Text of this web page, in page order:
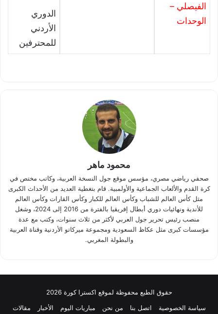
الفيصلي –
الوحدات
الدوري
الأردني
للمحترفين
محمود ماهر
صحفي رياضي مصري، مؤسس موقع جول النسخة العربية، وكاتب مختص في
كرة القدم والألعاب الجماعية والأولمبية. قام بتغطية العديد من الأحداث الكبرى
مثل كأس العالم للشباب وكأس العالم للكبار وكأس القارات وكأس العالم
للأندية ونهائيات دوري أبطال إفريقيا بالفترة من 2016 إلى 2024، وشغل
منصب رئيس تحرير جول العربي لأكثر من ثلاث سنوات، وكتب مع عدة
مؤسسات كبرى مثل عكاظ السعودية ومجموعة ميركاتو الأردنية وقناة العربية
والبطولة المغربي.
حقوق الطبع محفوظة لموقع اكسترا كورة 2026
سياسة الخصوصية
اتصل بنا من نحن مباريات اليوم الأخبار مقالات